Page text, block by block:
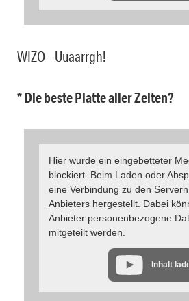
WIZO – Uuaarrgh!
* Die beste Platte aller Zeiten?
Hier wurde ein eingebetteter
blockiert. Beim Laden oder
eine Verbindung zu den
Anbieters hergestellt. Dabei
Anbieter personenbezogene
mitgeteilt werden.
Inhalt